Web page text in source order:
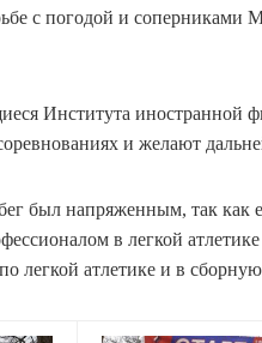
с погодой и соперниками
Института
и желают
был напряженным, так
в легкой
легкой атлетике и в